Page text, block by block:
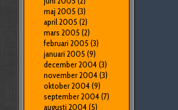
maj 2005 (3)
april 2005 (2)
mars 2005 (2)
februari 2005 (3)
januari 2005 (9)
december 2004(3)
november 2004(3)
oktober 2004(9)
september 2004(7)
augusti 2004(5)